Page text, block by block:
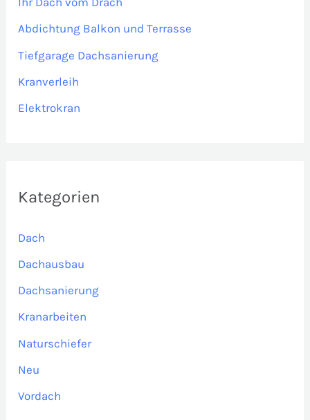
n
a
c
h
Abdichtung Balkon und Terrasse
Tiefgarage Dachsanierung
Kranverleih
Elektrokran
Kategorien
Dach
Dachausbau
Dachsanierung
Kranarbeiten
Naturschiefer
Neu
Vordach